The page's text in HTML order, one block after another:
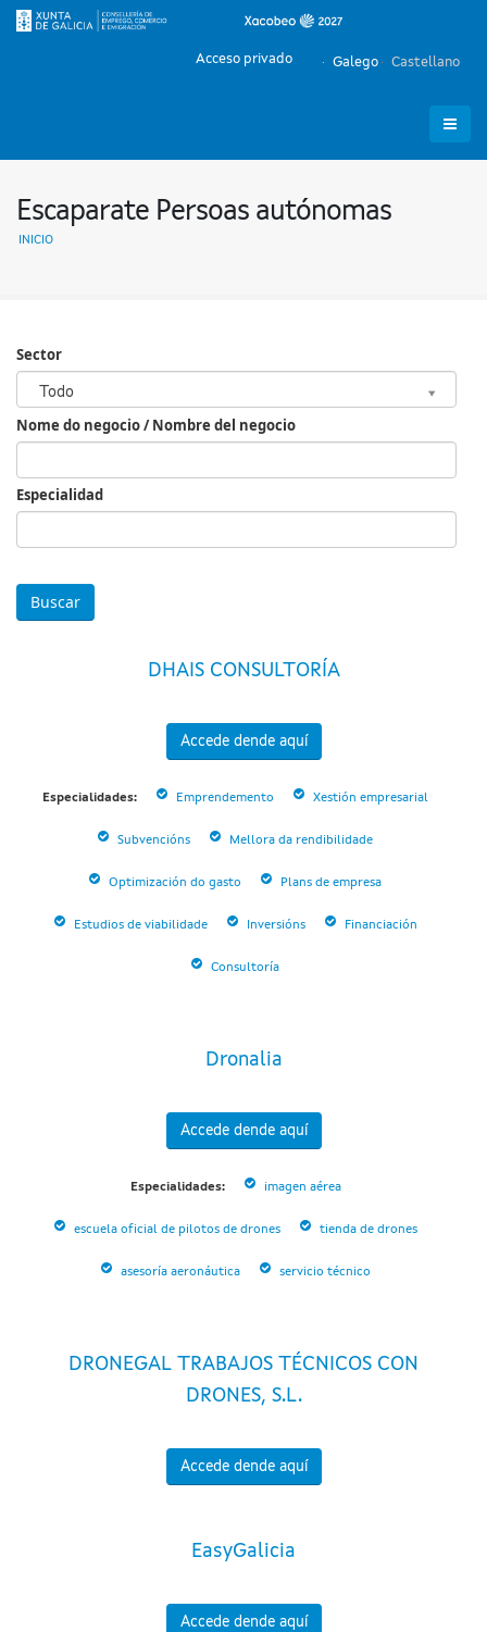
Galego Castellano
Acceso privado
Escaparate Persoas autónomas
INICIO
Sector
Todo
Sector
Nome do negocio / Nombre del negocio
Especialidad
DHAIS CONSULTORÍA
Accede dende aquí
Especialidades: Emprendemento Xestión empresarial
Subvencións Mellora da rendibilidade
Optimización do gasto Plans de empresa
Estudios de viabilidade Inversións Financiación
Consultoría
Dronalia
Accede dende aquí
Especialidades: imagen aérea
escuela oficial de pilotos de drones tienda de drones
asesoría aeronáutica servicio técnico
DRONEGAL TRABAJOS TÉCNICOS CON
DRONES, S.L.
Accede dende aquí
EasyGalicia
Accede dende aquí